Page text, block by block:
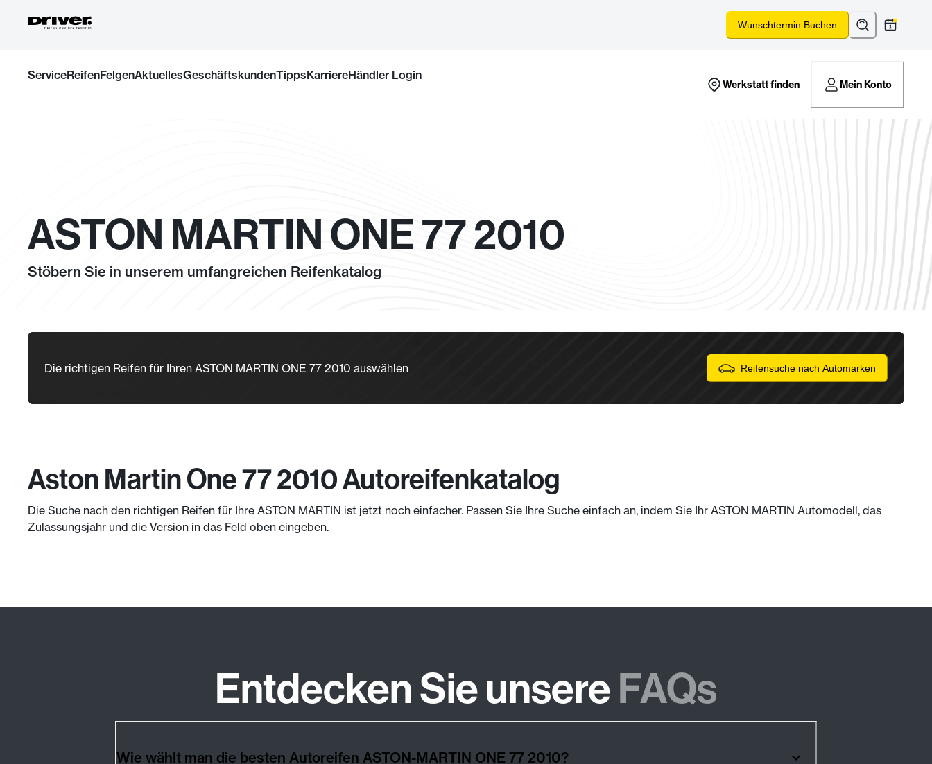
Inhalt
Wunschtermin Buchen Suchen*
ServiceReifenFelgenAktuellesGeschäftskundenTippsKarriereHändler Login
Werkstatt finden Mein Konto
ASTON MARTIN ONE 77 2010
Stöbern Sie in unserem umfangreichen Reifenkatalog
Die richtigen Reifen für Ihren ASTON MARTIN ONE 77 2010 auswählen Reifensuche nach Automarken
Aston Martin One 77 2010 Autoreifenkatalog
Die Suche nach den richtigen Reifen für Ihre ASTON MARTIN ist jetzt noch einfacher. Passen Sie Ihre Suche einfach an, indem Sie Ihr ASTON MARTIN Automodell, das
Zulassungsjahr und die Version in das Feld oben eingeben.
Entdecken Sie unsereFAQs
Wie wählt man die besten Autoreifen ASTON-MARTIN ONE 77 2010?